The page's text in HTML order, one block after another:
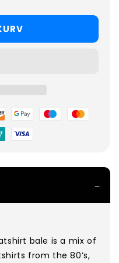
bale is a mix of
from the 80’s,